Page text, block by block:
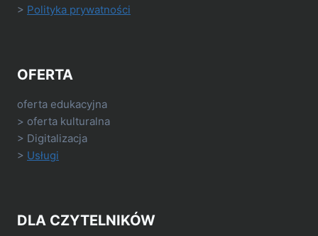
> Polityka prywatności
OFERTA
oferta edukacyjna
> oferta kulturalna
> Digitalizacja
> Usługi
DLA CZYTELNIKÓW